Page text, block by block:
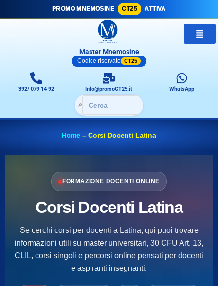
PROMO MNEMOSINE CT25 ATTIVA
Master Mnemosine
Codice riservato CT25
392/ 079 14 92 Info@promoCT25.it WhatsApp
🔎
Home – Corsi Docenti Latina
FORMAZIONE DOCENTI ONLINE
Corsi Docenti Latina
Se cerchi corsi per docenti a Latina, qui puoi trovare
informazioni utili su master universitari, 30 CFU Art. 13,
CLIL, corsi singoli e percorsi online pensati per docenti
e aspiranti insegnanti.